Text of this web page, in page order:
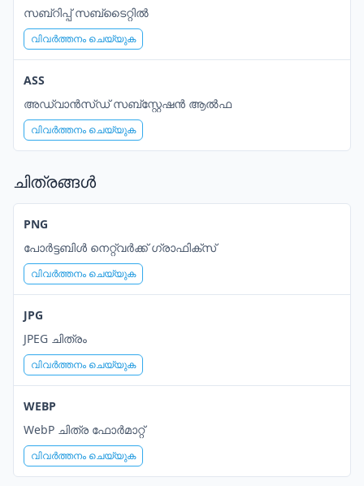
സബ്‌റിപ്പ് സബ്ടൈറ്റിൽ
വിവർത്തനം ചെയ്യുക
ASS
അഡ്വാൻസ്ഡ് സബ്‌സ്റ്റേഷൻ ആൽഫ
വിവർത്തനം ചെയ്യുക
ചിത്രങ്ങൾ
PNG
പോർട്ടബിൾ നെറ്റ്‌വർക്ക് ഗ്രാഫിക്സ്
വിവർത്തനം ചെയ്യുക
JPG
JPEG ചിത്രം
വിവർത്തനം ചെയ്യുക
WEBP
WebP ചിത്ര ഫോർമാറ്റ്
വിവർത്തനം ചെയ്യുക